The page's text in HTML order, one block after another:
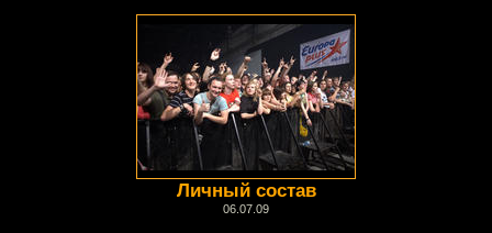
Личный состав
06.07.09